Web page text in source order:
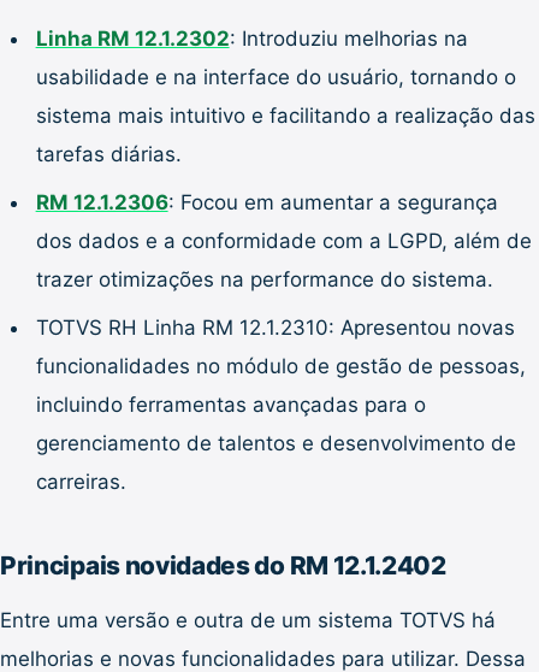
Linha RM 12.1.2302: Introduziu melhorias na
usabilidade e na interface do usuário, tornando o
sistema mais intuitivo e facilitando a realização das
tarefas diárias.
RM 12.1.2306: Focou em aumentar a segurança
dos dados e a conformidade com a LGPD, além de
trazer otimizações na performance do sistema.
TOTVS RH Linha RM 12.1.2310: Apresentou novas
funcionalidades no módulo de gestão de pessoas,
incluindo ferramentas avançadas para o
gerenciamento de talentos e desenvolvimento de
carreiras.
Principais novidades do RM 12.1.2402
Entre uma versão e outra de um sistema TOTVS há
melhorias e novas funcionalidades para utilizar. Dessa